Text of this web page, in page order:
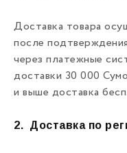
Доставка товара
после
через платежные
доставки 30 000
и выше доставка
2. Доставка по